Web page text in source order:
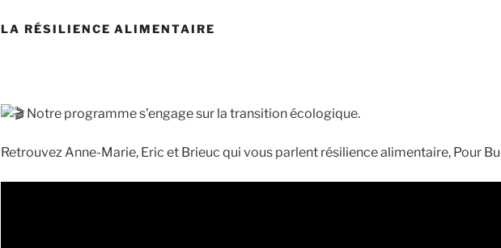
LA RÉSILIENCE ALIMENTAIRE
Notre programme s’engage sur la transition écologique.
Retrouvez Anne-Marie, Eric et Brieuc qui vous parlent résilience alimentaire, Pour